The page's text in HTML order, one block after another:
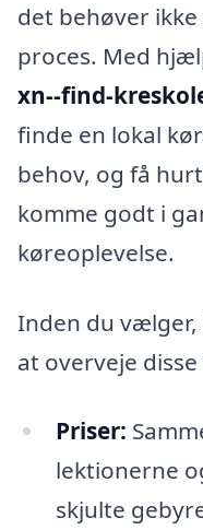
det behøver
proces. Med
xn--find-
finde en lokal
behov, og få
komme godt i
køreoplevelse.
Inden du
at overveje
Priser:
lektionerne
skjulte